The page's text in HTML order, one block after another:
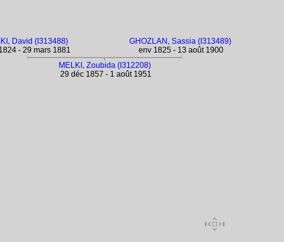
David (I313488)
- 29 mars 1881
GHOZLAN, Sassia (I313489)
env 1825 - 13 août 1900
MELKI, Zoubida (I312208)
29 déc 1857 - 1 août 1951